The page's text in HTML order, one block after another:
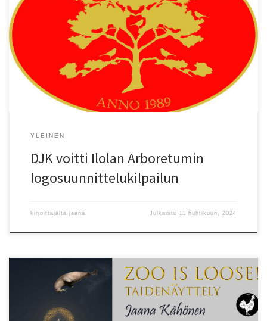
Ilolan Arboretum julisti alkutalvesta Salon Taiteilijaseuran jäsenille
logosuunnittelukilpailun. Toiveena oli soikea muoto, havuja,
punaista ja kultaa. Ilolan Arboretum valitsi DJK Design Jaana
Kähösen ehdotuksen uudeksi logokseen. Logon pohjana on Jaana
Kähösen valokuvaama mänty sekä västäräkki
YLEINEN
DJK voitti Ilolan Arboretumin
logosuunnittelukilpailun
kirjoittajalta jaana Julkaistu 11 huhtikuun, 2024
”Asuin lapsena aivan Helsingin luonnontieteellisen museon
kulmilla, ja museossa tulikin vierailtua ahkerasti ihmettelemässä
niin täytettyjä eläimiä, dinosaurusten luurankoja kuin ylipäänsä